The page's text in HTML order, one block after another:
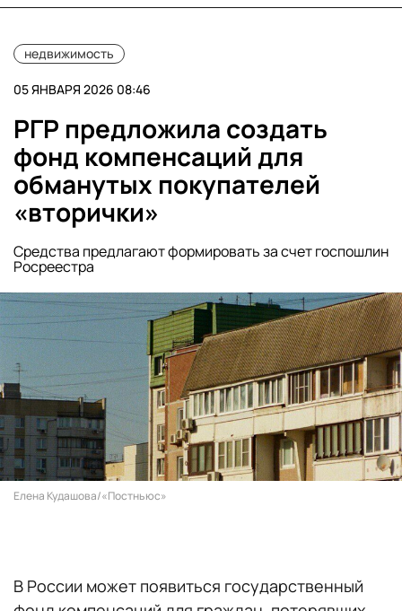
недвижимость
05 ЯНВАРЯ 2026 08:46
РГР предложила создать
фонд компенсаций для
обманутых покупателей
«вторички»
Средства предлагают формировать за счет госпошлин
Росреестра
Елена Кудашова/«Постньюс»
В России может появиться государственный